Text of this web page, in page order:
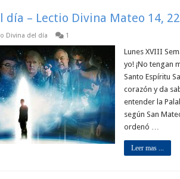
día – Lectio Divina Mateo 14,
Divina del día 1
Lunes XVIII
yo! ¡No tengan
Santo Espíritu
corazón y da
entender la
según San
ordenó …
Leer mas ...